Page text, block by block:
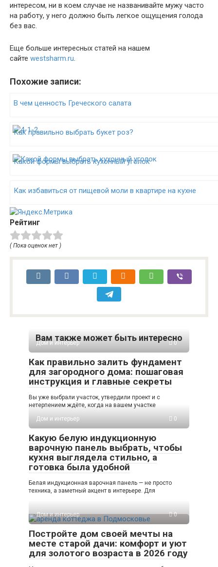
интересом, ни в коем случае не названивайте мужу часто
на работу, у него должно быть легкое ощущения голода
без вас.
Еще больше интересных статей на нашем
сайте westsharm.ru.
Похожие записи:
В чем ценность Греческого салата
Как правильно выбрать букет роз?
Какой формы выбрать кухонный уголок
Как избавиться от пищевой моли в квартире на кухне
Рейтинг
( Пока оценок нет )
Вам также может быть интересно
Дом и интерьер 0
Как правильно залить фундамент
для загородного дома: пошаговая
инструкция и главные секреты
Вы уже выбрали участок, утвердили проект и с
нетерпением ждёте, когда на вашем участке
Дом и интерьер
0
Какую белую индукционную
варочную панель выбрать, чтобы
кухня выглядела стильно, а
готовка была удобной
Белая индукционная варочная панель — не просто
техника, а заметный акцент в интерьере. Для
Дом и интерьер 0
Постройте дом своей мечты на
месте старой дачи: комфорт и уют
для золотого возраста в 2026 году